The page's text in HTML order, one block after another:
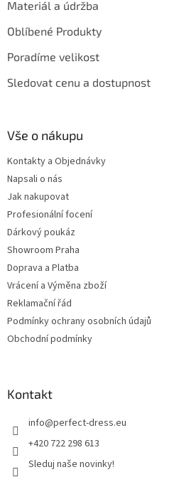
Materiál a údržba
Oblíbené Produkty
Poradíme velikost
Sledovat cenu a dostupnost
Vše o nákupu
Kontakty a Objednávky
Napsali o nás
Jak nakupovat
Profesionální focení
Dárkový poukáz
Showroom Praha
Doprava a Platba
Vrácení a Výměna zboží
Reklamační řád
Podmínky ochrany osobních údajů
Obchodní podmínky
Kontakt
info@perfect-dress.eu
+420 722 298 613
Sleduj naše novinky!